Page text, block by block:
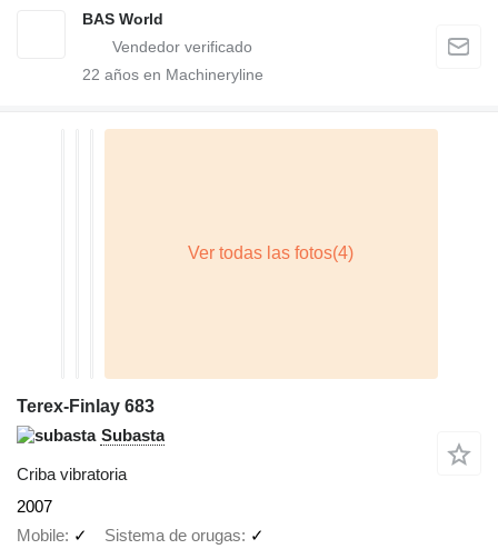
BAS World
22 años en Machineryline
Terex-Finlay 683
Subasta
Criba vibratoria
2007
Mobile ✓ Sistema de orugas ✓